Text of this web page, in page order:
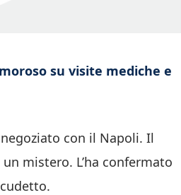
su visite mediche e
con il Napoli. Il
mistero. L’ha confermato